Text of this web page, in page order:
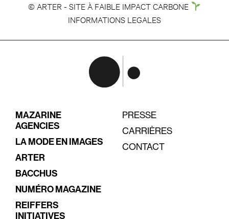
© ARTER - SITE À FAIBLE IMPACT CARBONE
INFORMATIONS LEGALES
MAZARINE
AGENCIES
LA MODE EN IMAGES
ARTER
BACCHUS
NUMÉRO MAGAZINE
REIFFERS
INITIATIVES
PRESSE
CARRIÈRES
CONTACT